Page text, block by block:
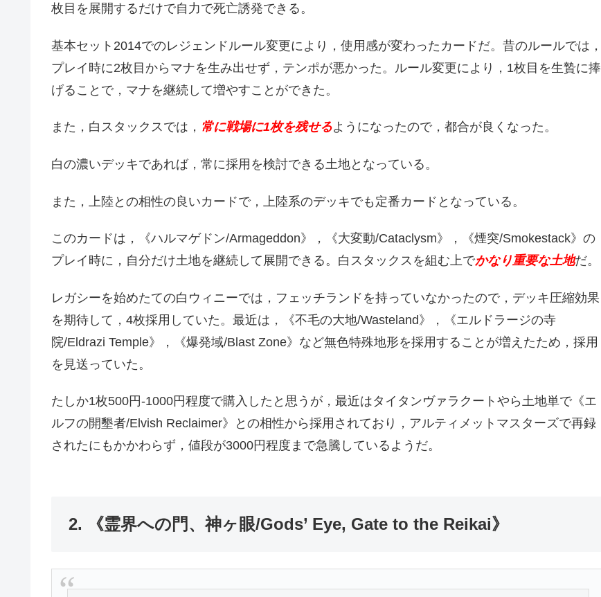
枚目を展開するだけで自力で死亡誘発できる。
基本セット2014でのレジェンドルール変更により，使用感が変わったカードだ。昔のルールでは，
プレイ時に2枚目からマナを生み出せず，テンポが悪かった。ルール変更により，1枚目を生贄に捧
げることで，マナを継続して増やすことができた。
また，白スタックスでは， 常に戦場に1枚を残せるようになったので，都合が良くなった。
白の濃いデッキであれば，常に採用を検討できる土地となっている。
また，上陸との相性の良いカードで，上陸系のデッキでも定番カードとなっている。
このカードは，《ハルマゲドン/Armageddon》，《大変動/Cataclysm》，《煙突/Smokestack》の
プレイ時に，自分だけ土地を継続して展開できる。白スタックスを組む上でかなり重要な土地だ。
レガシーを始めたての白ウィニーでは，フェッチランドを持っていなかったので，デッキ圧縮効果
を期待して，4枚採用していた。最近は，《不毛の大地/Wasteland》，《エルドラージの寺
院/Eldrazi Temple》，《爆発域/Blast Zone》など無色特殊地形を採用することが増えたため，採用
を見送っていた。
たしか1枚500円-1000円程度で購入したと思うが，最近はタイタンヴァラクートやら土地単で《エ
ルフの開墾者/Elvish Reclaimer》との相性から採用されており，アルティメットマスターズで再録
されたにもかかわらず，値段が3000円程度まで急騰しているようだ。
2. 《霊界への門、神ヶ眼/Gods’ Eye, Gate to the Reikai》